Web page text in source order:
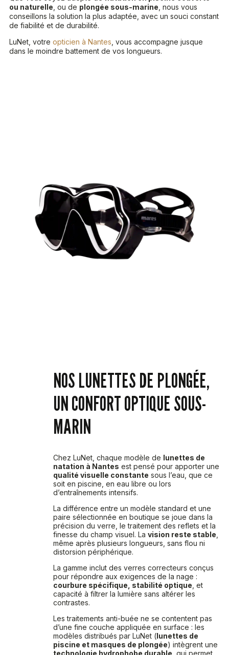
ou naturelle, ou de plongée sous-marine, nous vous
conseillons la solution la plus adaptée, avec un souci constant
de fiabilité et de durabilité.
LuNet, votre opticien à Nantes, vous accompagne jusque
dans le moindre battement de vos longueurs.
NOS LUNETTES DE PLONGÉE,
UN CONFORT OPTIQUE SOUS-
MARIN
Chez LuNet, chaque modèle de lunettes de
natation à Nantes est pensé pour apporter une
qualité visuelle constante sous l’eau, que ce
soit en piscine, en eau libre ou lors
d’entraînements intensifs.
La différence entre un modèle standard et une
paire sélectionnée en boutique se joue dans la
précision du verre, le traitement des reflets et la
finesse du champ visuel. La vision reste stable,
même après plusieurs longueurs, sans flou ni
distorsion périphérique.
La gamme inclut des verres correcteurs conçus
pour répondre aux exigences de la nage :
courbure spécifique, stabilité optique, et
capacité à filtrer la lumière sans altérer les
contrastes.
Les traitements anti-buée ne se contentent pas
d’une fine couche appliquée en surface : les
modèles distribués par LuNet (lunettes de
piscine et masques de plongée) intègrent une